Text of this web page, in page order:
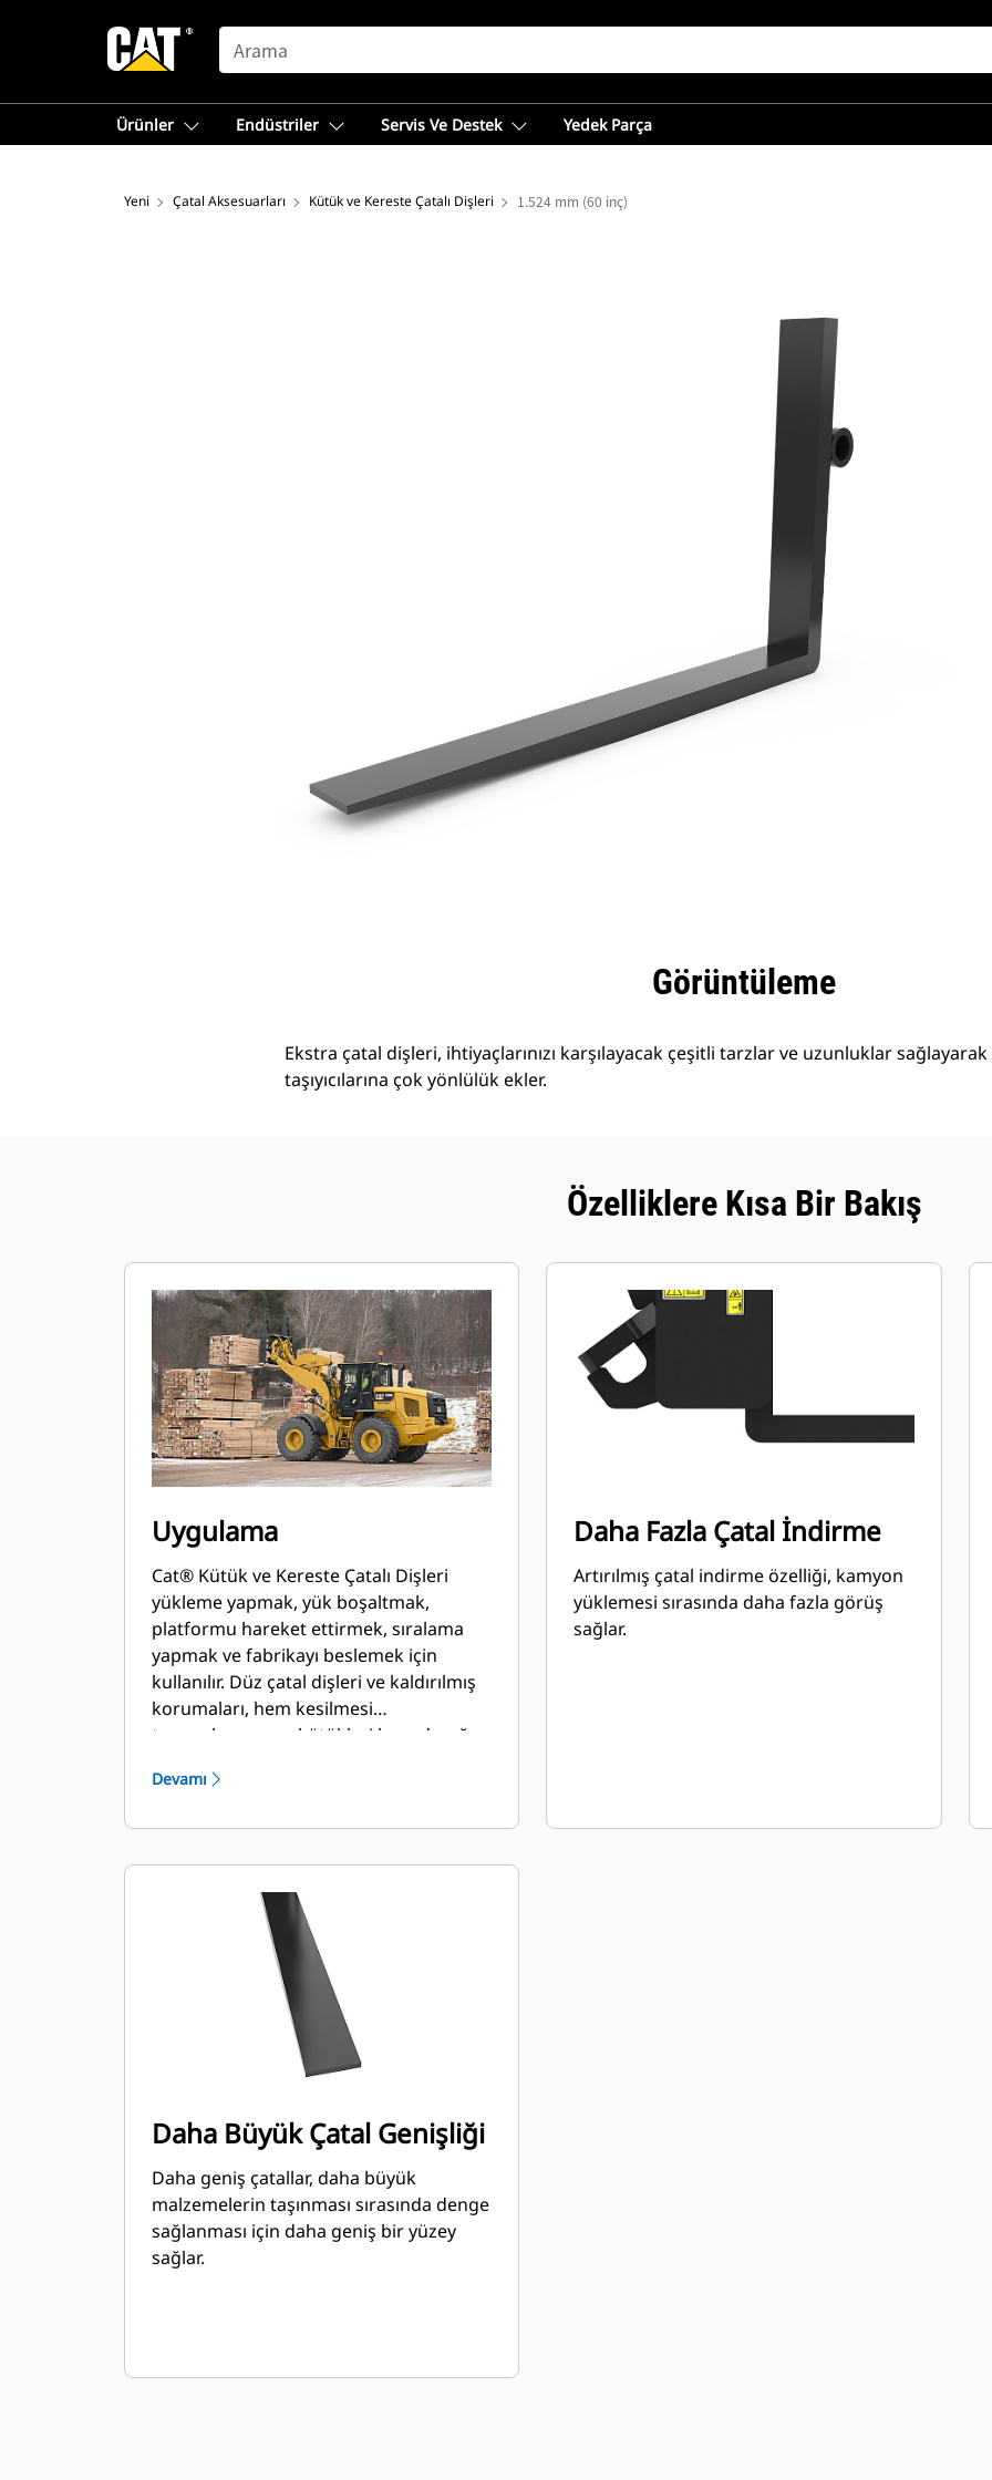
SEARCH
Ürünler Endüstriler Servis Ve Destek Yedek Parça
Yeni Çatal Aksesuarları Kütük ve Kereste Çatalı Dişleri 1.524 mm (60 inç)
Görüntüleme
Ekstra çatal dişleri, ihtiyaçlarınızı karşılayacak çeşitli tarzlar ve uzunluklar
taşıyıcılarına çok yönlülük ekler.
Özelliklere Kısa Bir Bakış
Uygulama
Cat® Kütük ve Kereste Çatalı Dişleri
yükleme yapmak, yük boşaltmak,
platformu hareket ettirmek, sıralama
yapmak ve fabrikayı beslemek için
kullanılır. Düz çatal dişleri ve kaldırılmış
korumaları, hem kesilmesi
tamamlanmamış kütükleri hem de yığın
özel olarak tasarlanmıştır.
Devamı
Daha Fazla Çatal İndirme
Artırılmış çatal indirme özelliği, kamyon
yüklemesi sırasında daha fazla görüş
sağlar.
Daha Büyük Çatal Genişliği
Daha geniş çatallar, daha büyük
malzemelerin taşınması sırasında denge
sağlanması için daha geniş bir yüzey
sağlar.